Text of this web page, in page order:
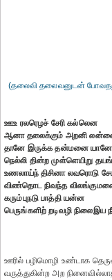
(தலைவி தலைவனுடன்
ஊஉ ரலரெழச் சேரி கல்லென
ஆனா தலைக்கும் அறனி
தானே இருக்க தன்மனை யானே
நெல்லி தின்ற முள்ளெயிறு
உணலாய்ந் திசினா லவரொடு
விண்தொட நிவந்த
கரும்புநடு பாத்தி யன்ன
பெருங்களிற் றடிவழி நிலைஇய
ஊரில் பழிமொழி உண்டாக
வருத்துகின்ற அற